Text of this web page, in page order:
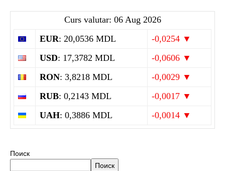
Curs valutar: 06 Aug 2026
EUR: 20,0536 MDL
-0,0254 ▼
USD: 17,3782 MDL
-0,0606 ▼
RON: 3,8218 MDL
-0,0029 ▼
RUB: 0,2143 MDL
-0,0017 ▼
UAH: 0,3886 MDL -0,0014 ▼
Поиск
Поиск